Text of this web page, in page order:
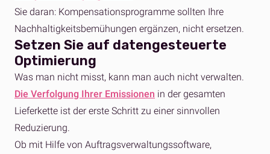
Sie daran: Kompensationsprogramme sollten Ihre
Nachhaltigkeitsbemühungen ergänzen, nicht ersetzen.
Setzen Sie auf datengesteuerte
Optimierung
Was man nicht misst, kann man auch nicht verwalten.
Die Verfolgung Ihrer Emissionen in der gesamten
Lieferkette ist der erste Schritt zu einer sinnvollen
Reduzierung.
Ob mit Hilfe von Auftragsverwaltungssoftware,